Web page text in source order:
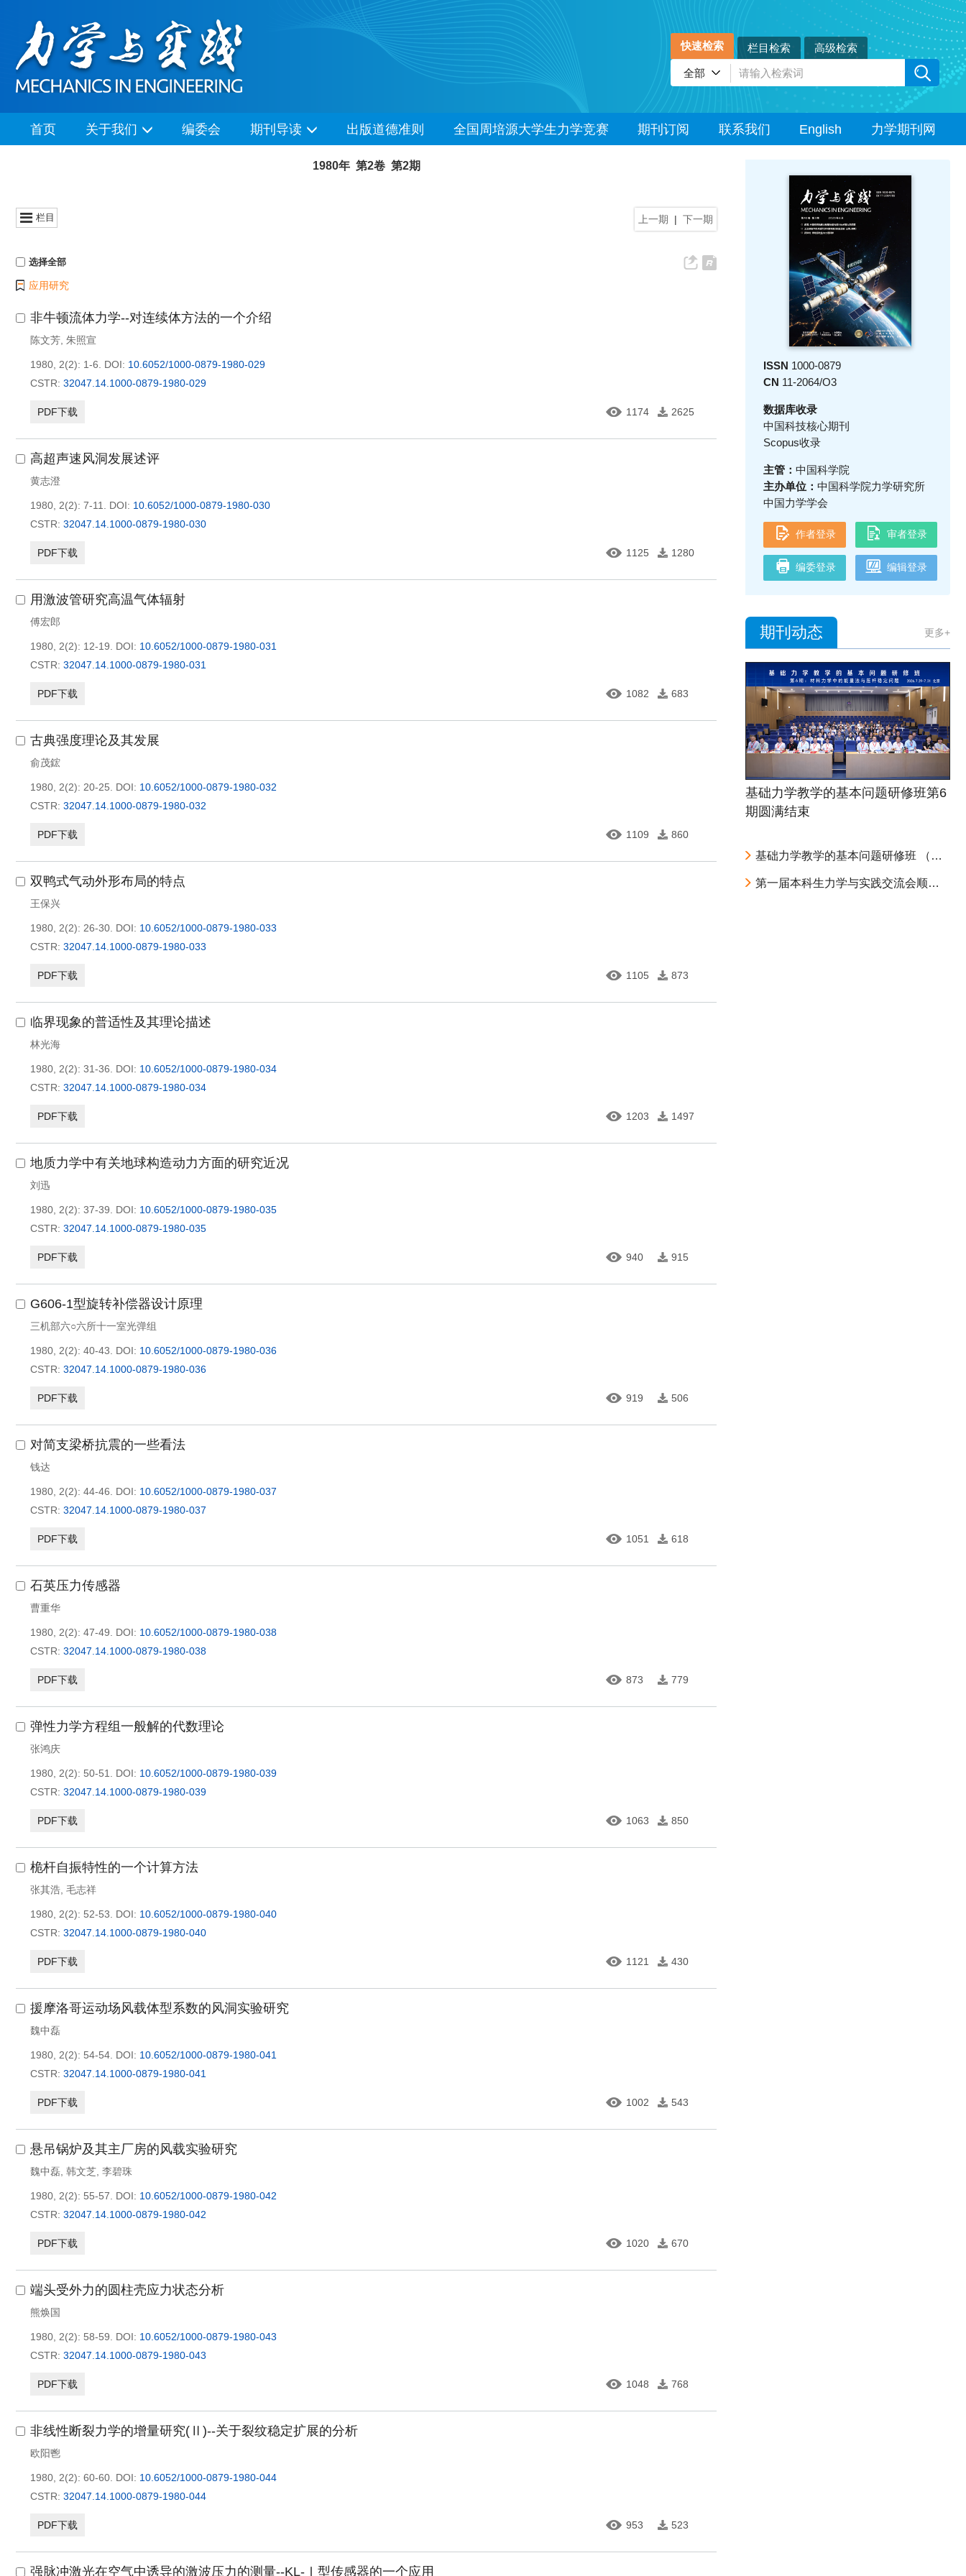
快速检索 栏目检索 高级检索
首页 关于我们 编委会 期刊导读 出版道德准则 全国周培源大学生力学竞赛 期刊订阅 联系我们 English 力学期刊网
1980年 第2卷 第2期
上一期 | 下一期
栏目
选择全部
应用研究
非牛顿流体力学--对连续体方法的一个介绍
陈文芳 朱照宣
1980, 2(2): 1-6. DOI: 10.6052/1000-0879-1980-029
CSTR: 32047.14.1000-0879-1980-029
PDF下载 1174 2625
高超声速风洞发展述评
黄志澄
1980, 2(2): 7-11. DOI: 10.6052/1000-0879-1980-030
CSTR: 32047.14.1000-0879-1980-030
PDF下载 1125 1280
用激波管研究高温气体辐射
傅宏郎
1980, 2(2): 12-19. DOI: 10.6052/1000-0879-1980-031
CSTR: 32047.14.1000-0879-1980-031
PDF下载 1082 683
古典强度理论及其发展
俞茂鋐
1980, 2(2): 20-25. DOI: 10.6052/1000-0879-1980-032
CSTR: 32047.14.1000-0879-1980-032
PDF下载 1109 860
双鸭式气动外形布局的特点
王保兴
1980, 2(2): 26-30. DOI: 10.6052/1000-0879-1980-033
CSTR: 32047.14.1000-0879-1980-033
PDF下载 1105 873
临界现象的普适性及其理论描述
林光海
1980, 2(2): 31-36. DOI: 10.6052/1000-0879-1980-034
CSTR: 32047.14.1000-0879-1980-034
PDF下载 1203 1497
地质力学中有关地球构造动力方面的研究近况
刘迅
1980, 2(2): 37-39. DOI: 10.6052/1000-0879-1980-035
CSTR: 32047.14.1000-0879-1980-035
PDF下载 940 915
G606-1型旋转补偿器设计原理
三机部六○六所十一室光弹组
1980, 2(2): 40-43. DOI: 10.6052/1000-0879-1980-036
CSTR: 32047.14.1000-0879-1980-036
PDF下载 919 506
对简支梁桥抗震的一些看法
钱达
1980, 2(2): 44-46. DOI: 10.6052/1000-0879-1980-037
CSTR: 32047.14.1000-0879-1980-037
PDF下载 1051 618
石英压力传感器
曹重华
1980, 2(2): 47-49. DOI: 10.6052/1000-0879-1980-038
CSTR: 32047.14.1000-0879-1980-038
PDF下载 873 779
弹性力学方程组一般解的代数理论
张鸿庆
1980, 2(2): 50-51. DOI: 10.6052/1000-0879-1980-039
CSTR: 32047.14.1000-0879-1980-039
PDF下载 1063 850
桅杆自振特性的一个计算方法
张其浩 毛志祥
1980, 2(2): 52-53. DOI: 10.6052/1000-0879-1980-040
CSTR: 32047.14.1000-0879-1980-040
PDF下载 1121 430
援摩洛哥运动场风载体型系数的风洞实验研究
魏中磊
1980, 2(2): 54-54. DOI: 10.6052/1000-0879-1980-041
CSTR: 32047.14.1000-0879-1980-041
PDF下载 1002 543
悬吊锅炉及其主厂房的风载实验研究
魏中磊 韩文芝 李碧珠
1980, 2(2): 55-57. DOI: 10.6052/1000-0879-1980-042
CSTR: 32047.14.1000-0879-1980-042
PDF下载 1020 670
端头受外力的圆柱壳应力状态分析
熊焕国
1980, 2(2): 58-59. DOI: 10.6052/1000-0879-1980-043
CSTR: 32047.14.1000-0879-1980-043
PDF下载 1048 768
非线性断裂力学的增量研究(Ⅱ)--关于裂纹稳定扩展的分析
欧阳鬯
1980, 2(2): 60-60. DOI: 10.6052/1000-0879-1980-044
CSTR: 32047.14.1000-0879-1980-044
PDF下载 953 523
强脉冲激光在空气中诱导的激波压力的测量--KL-Ⅰ型传感器的一个应用
ISSN 1000-0879
CN 11-2064/O3
数据库收录
中国科技核心期刊
Scopus收录
主管： 中国科学院
主办单位： 中国科学院力学研究所
中国力学学会
作者登录 审者登录
编委登录 编辑登录
期刊动态 更多+
基础力学教学的基本问题研修班第6
期圆满结束
基础力学教学的基本问题研修班 （第6期：材料力学中的能量法与压杆稳定问题） 第二轮通知
第一届本科生力学与实践交流会顺利召开